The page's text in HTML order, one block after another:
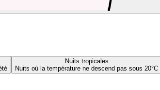
Nuits tropicales
Nuits où la température ne descend pas sous 20°C